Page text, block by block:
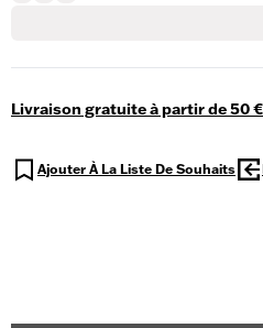
Livraison gratuite à partir de 50
Ajouter À La Liste De Souhaits